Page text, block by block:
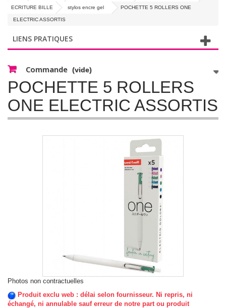
ECRITURE BILLE stylos encre gel POCHETTE 5 ROLLERS ONE
ELECTRIC ASSORTIS
LIENS PRATIQUES
Commande (vide)
POCHETTE 5 ROLLERS
ONE ELECTRIC ASSORTIS
Photos non contractuelles
Produit exclu web : délai selon fournisseur. Ni repris, ni
échangé, ni annulable sauf erreur de notre part ou produit